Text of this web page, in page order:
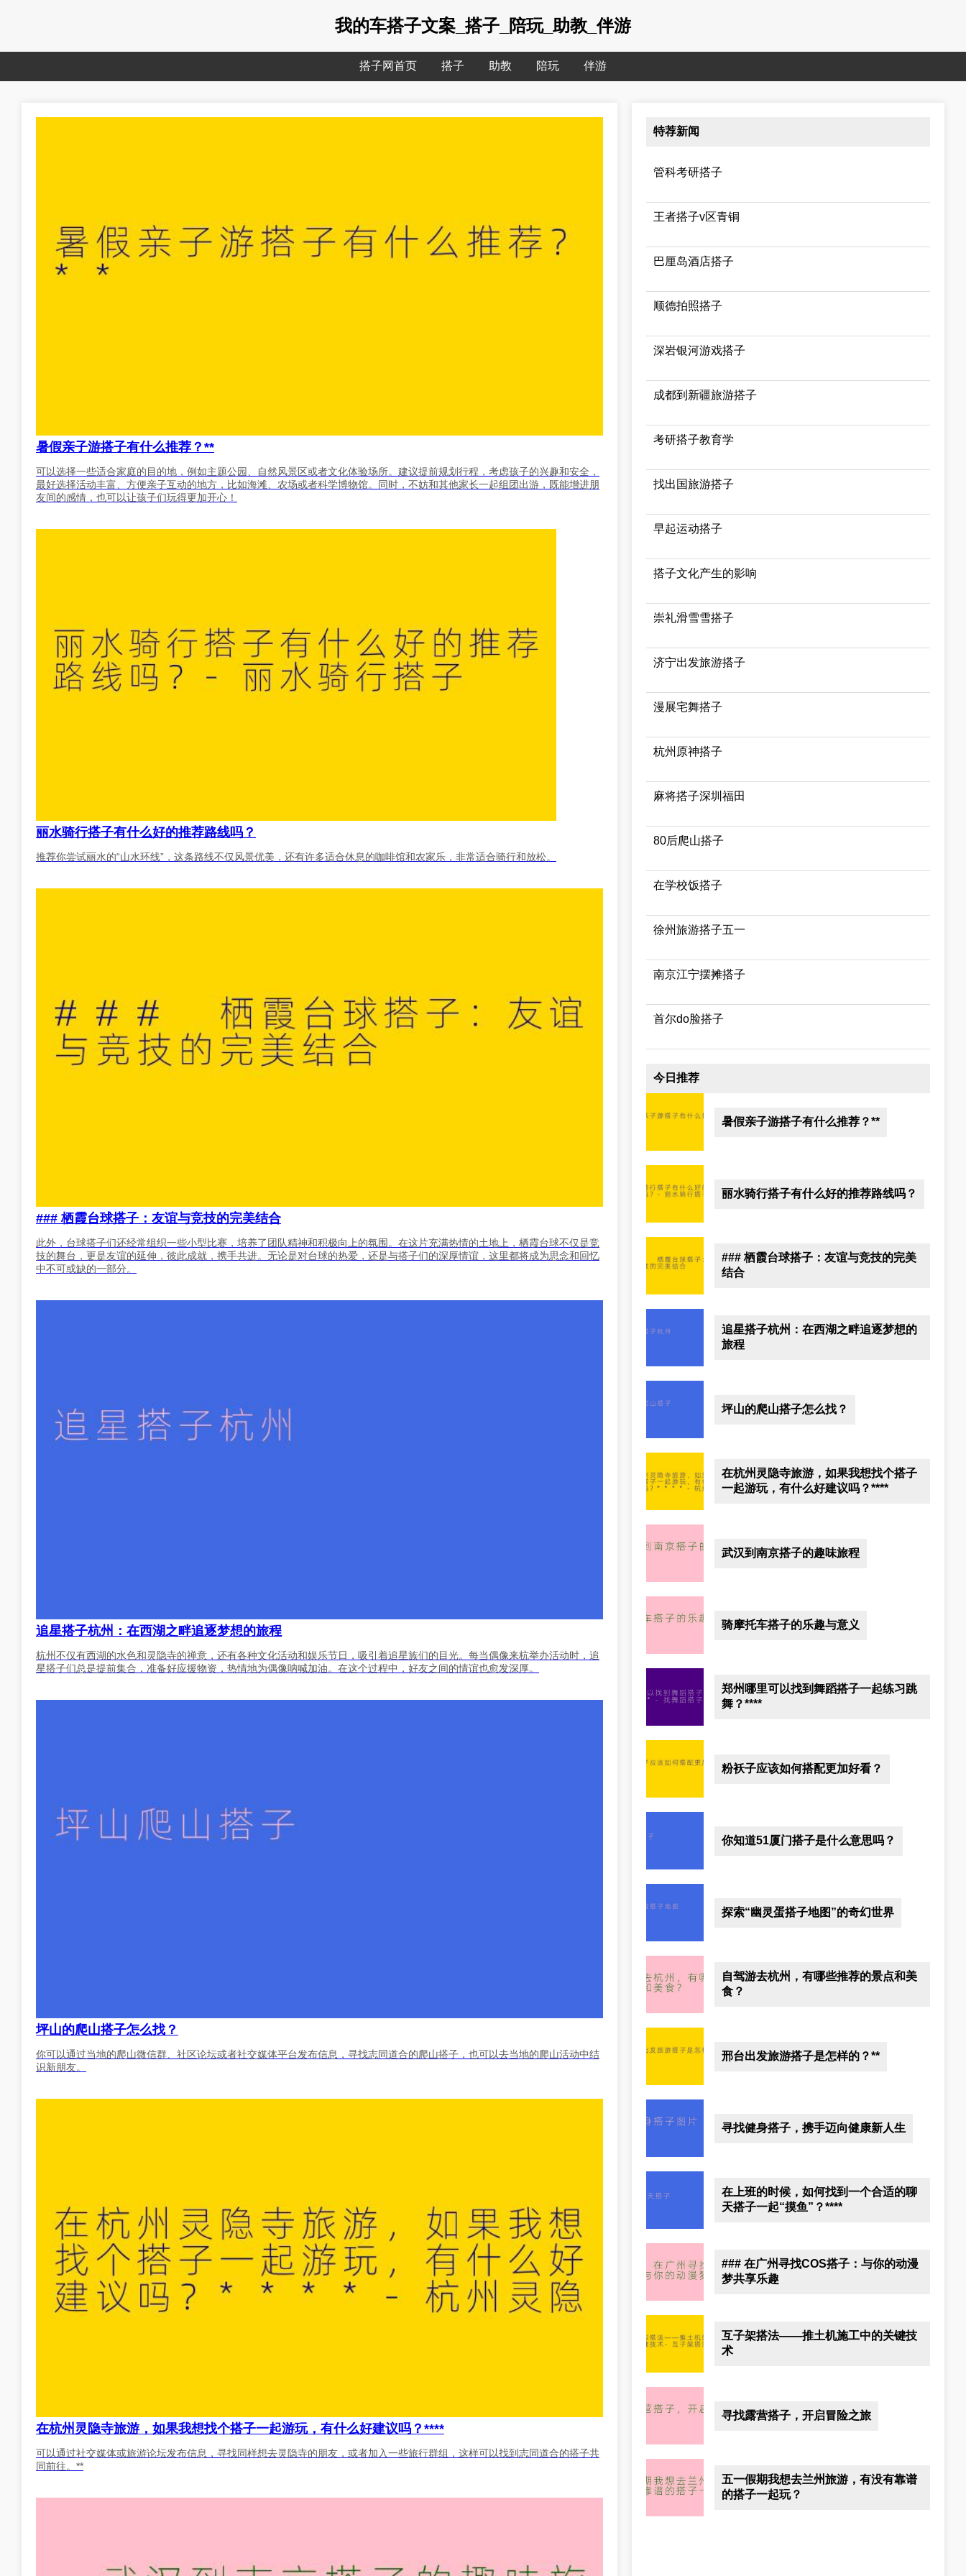
我的车搭子文案_搭子_陪玩_助教_伴游
搭子网首页 搭子 助教 陪玩 伴游
暑假亲子游搭子有什么推荐？**
可以选择一些适合家庭的目的地，例如主题公园、自然风景区或者文化体验场所。建议提前规划行程，考虑孩子的兴趣和安全，
最好选择活动丰富、方便亲子互动的地方，比如海滩、农场或者科学博物馆。同时，不妨和其他家长一起组团出游，既能增进朋
友间的感情，也可以让孩子们玩得更加开心！
丽水骑行搭子有什么好的推荐路线吗？
推荐你尝试丽水的“山水环线”，这条路线不仅风景优美，还有许多适合休息的咖啡馆和农家乐，非常适合骑行和放松。
### 栖霞台球搭子：友谊与竞技的完美结合
此外，台球搭子们还经常组织一些小型比赛，培养了团队精神和积极向上的氛围。在这片充满热情的土地上，栖霞台球不仅是竞
技的舞台，更是友谊的延伸，彼此成就，携手共进。无论是对台球的热爱，还是与搭子们的深厚情谊，这里都将成为思念和回忆
中不可或缺的一部分。
追星搭子杭州：在西湖之畔追逐梦想的旅程
杭州不仅有西湖的水色和灵隐寺的禅意，还有各种文化活动和娱乐节日，吸引着追星族们的目光。每当偶像来杭举办活动时，追
星搭子们总是提前集合，准备好应援物资，热情地为偶像呐喊加油。在这个过程中，好友之间的情谊也愈发深厚。
坪山的爬山搭子怎么找？
你可以通过当地的爬山微信群、社区论坛或者社交媒体平台发布信息，寻找志同道合的爬山搭子，也可以去当地的爬山活动中结
识新朋友。
在杭州灵隐寺旅游，如果我想找个搭子一起游玩，有什么好建议吗？****
可以通过社交媒体或旅游论坛发布信息，寻找同样想去灵隐寺的朋友，或者加入一些旅行群组，这样可以找到志同道合的搭子共
同前往。**
特荐新闻
管科考研搭子
王者搭子v区青铜
巴厘岛酒店搭子
顺德拍照搭子
深岩银河游戏搭子
成都到新疆旅游搭子
考研搭子教育学
找出国旅游搭子
早起运动搭子
搭子文化产生的影响
崇礼滑雪雪搭子
济宁出发旅游搭子
漫展宅舞搭子
杭州原神搭子
麻将搭子深圳福田
80后爬山搭子
在学校饭搭子
徐州旅游搭子五一
南京江宁摆摊搭子
首尔do脸搭子
今日推荐
暑假亲子游搭子有什么推荐？**
丽水骑行搭子有什么好的推荐路线吗？
### 栖霞台球搭子：友谊与竞技的完美
结合
追星搭子杭州：在西湖之畔追逐梦想的
旅程
坪山的爬山搭子怎么找？
在杭州灵隐寺旅游，如果我想找个搭子
一起游玩，有什么好建议吗？****
武汉到南京搭子的趣味旅程
骑摩托车搭子的乐趣与意义
郑州哪里可以找到舞蹈搭子一起练习跳
舞？****
粉袄子应该如何搭配更加好看？
你知道51厦门搭子是什么意思吗？
探索“幽灵蛋搭子地图”的奇幻世界
自驾游去杭州，有哪些推荐的景点和美
食？
邢台出发旅游搭子是怎样的？**
寻找健身搭子，携手迈向健康新人生
在上班的时候，如何找到一个合适的聊
天搭子一起“摸鱼”？****
### 在广州寻找COS搭子：与你的动漫
梦共享乐趣
互子架搭法——推土机施工中的关键技
术
寻找露营搭子，开启冒险之旅
五一假期我想去兰州旅游，有没有靠谱
的搭子一起玩？